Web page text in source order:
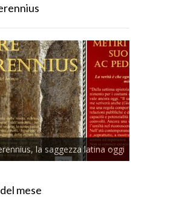
la saggezza latina oggi
mese